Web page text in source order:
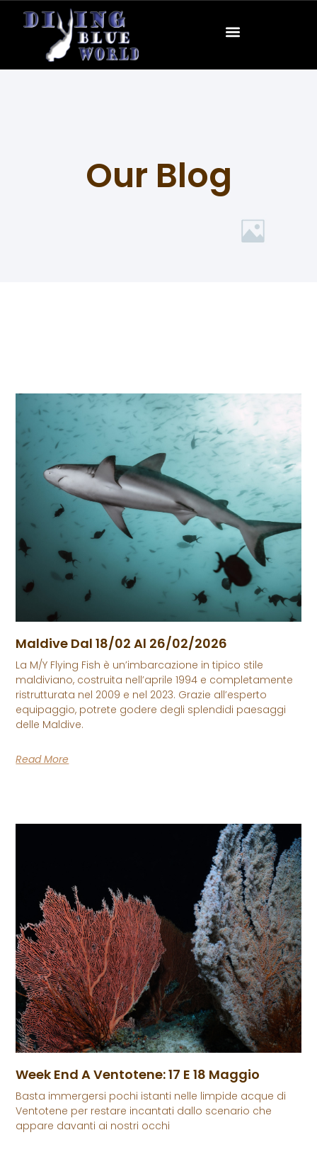
Our Blog
Maldive Dal 18/02 Al 26/02/2026
La M/Y Flying Fish è un’imbarcazione in tipico stile
maldiviano, costruita nell’aprile 1994 e completamente
ristrutturata nel 2009 e nel 2023. Grazie all’esperto
equipaggio, potrete godere degli splendidi paesaggi
delle Maldive.
Read More
Week End A Ventotene: 17 E 18 Maggio
Basta immergersi pochi istanti nelle limpide acque di
Ventotene per restare incantati dallo scenario che
appare davanti ai nostri occhi